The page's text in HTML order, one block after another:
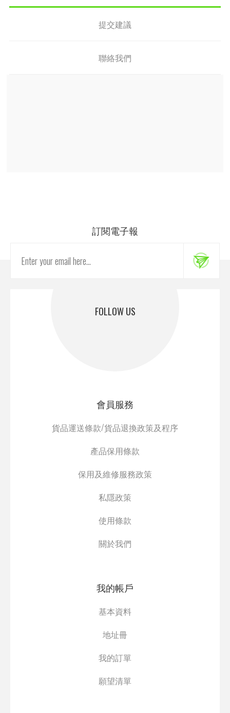
提交建議
聯絡我們
訂閱電子報
FOLLOW US
會員服務
貨品運送條款/貨品退換政策及程序
產品保用條款
保用及維修服務政策
私隱政策
使用條款
關於我們
我的帳戶
基本資料
地址冊
我的訂單
願望清單